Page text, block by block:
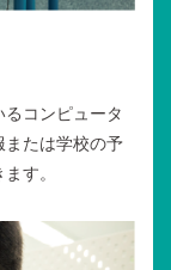
コンピュータ
または学校の予
す。